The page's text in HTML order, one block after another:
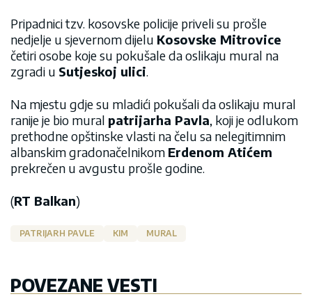
Pripadnici tzv. kosovske policije priveli su prošle
nedjelje u sjevernom dijelu Kosovske Mitrovice
četiri osobe koje su pokušale da oslikaju mural na
zgradi u Sutjeskoj ulici.
Na mjestu gdje su mladići pokušali da oslikaju mural
ranije je bio mural patrijarha Pavla, koji je odlukom
prethodne opštinske vlasti na čelu sa nelegitimnim
albanskim gradonačelnikom Erdenom Atićem
prekrečen u avgustu prošle godine.
(RT Balkan)
PATRIJARH PAVLE KIM MURAL
POVEZANE VESTI